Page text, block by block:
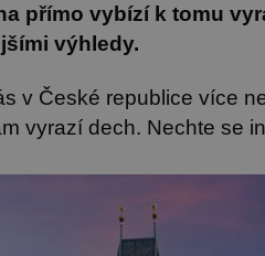
přímo vybízí k tomu
výhledy.
v České republice více
vyrazí dech. Nechte se